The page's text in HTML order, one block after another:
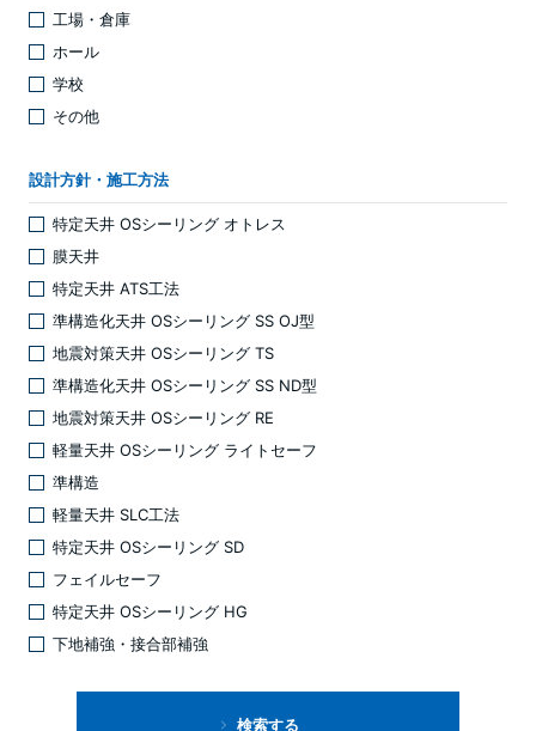
工場・倉庫
ホール
学校
その他
設計方針・施工方法
特定天井 OSシーリング オトレス
膜天井
特定天井 ATS工法
準構造化天井 OSシーリング SS OJ型
地震対策天井 OSシーリング TS
準構造化天井 OSシーリング SS ND型
地震対策天井 OSシーリング RE
軽量天井 OSシーリング ライトセーフ
準構造
軽量天井 SLC工法
特定天井 OSシーリング SD
フェイルセーフ
特定天井 OSシーリング HG
下地補強・接合部補強
検索する